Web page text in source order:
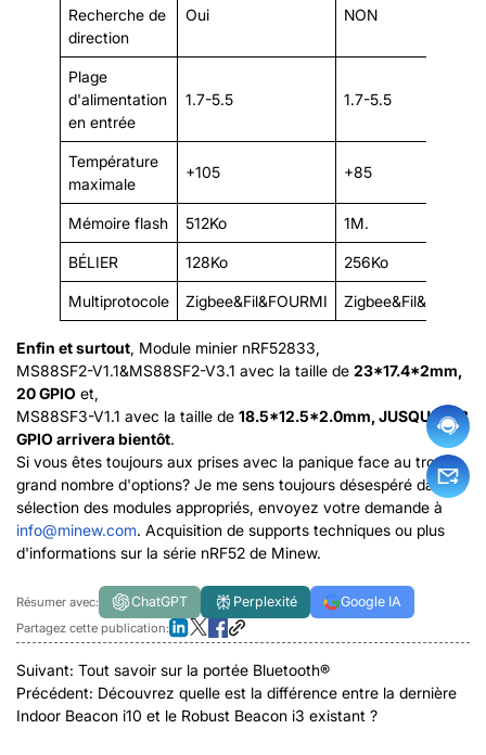
Recherche de
direction
Oui NON
Plage
d'alimentation
en entrée
1.7-5.5 1.7-5.5
Température
maximale
+105 +85
Mémoire flash 512Ko 1M.
BÉLIER 128Ko 256Ko
Multiprotocole Zigbee&Fil&FOURMI Zigbee&Fil&FOURMI
Enfin et surtout, Module minier nRF52833,
MS88SF2-V1.1&MS88SF2-V3.1 avec la taille de 23*17.4*2mm,
20 GPIO et,
MS88SF3-V1.1 avec la taille de 18.5*12.5*2.0mm, JUSQU'À 48
GPIO arrivera bientôt.
Si vous êtes toujours aux prises avec la panique face au trop
grand nombre d'options? Je me sens toujours désespéré dans la
sélection des modules appropriés, envoyez votre demande à
info@minew.com. Acquisition de supports techniques ou plus
d'informations sur la série nRF52 de Minew.
Résumer avec: ChatGPT Perplexité Google IA
Partagez cette publication:
Suivant: Tout savoir sur la portée Bluetooth®
Précédent: Découvrez quelle est la différence entre la dernière
Indoor Beacon i10 et le Robust Beacon i3 existant ?